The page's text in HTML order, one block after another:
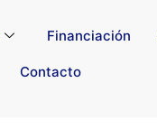
Financiación
Contacto